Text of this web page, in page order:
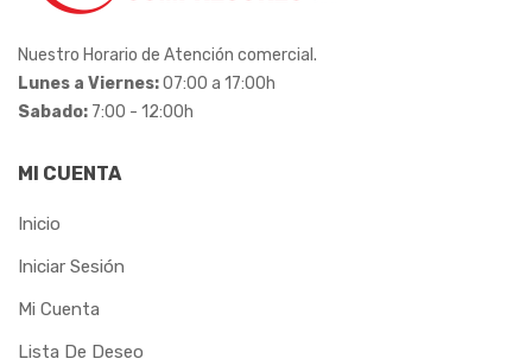
Nuestro Horario de Atención comercial.
Lunes a Viernes:07:00 a 17:00h
Sabado: 7:00 - 12:00h
MI CUENTA
Inicio
Iniciar Sesión
Mi Cuenta
Lista De Deseo